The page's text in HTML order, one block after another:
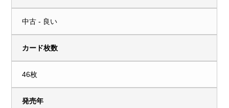
中古 - 良い
カード枚数
46枚
発売年